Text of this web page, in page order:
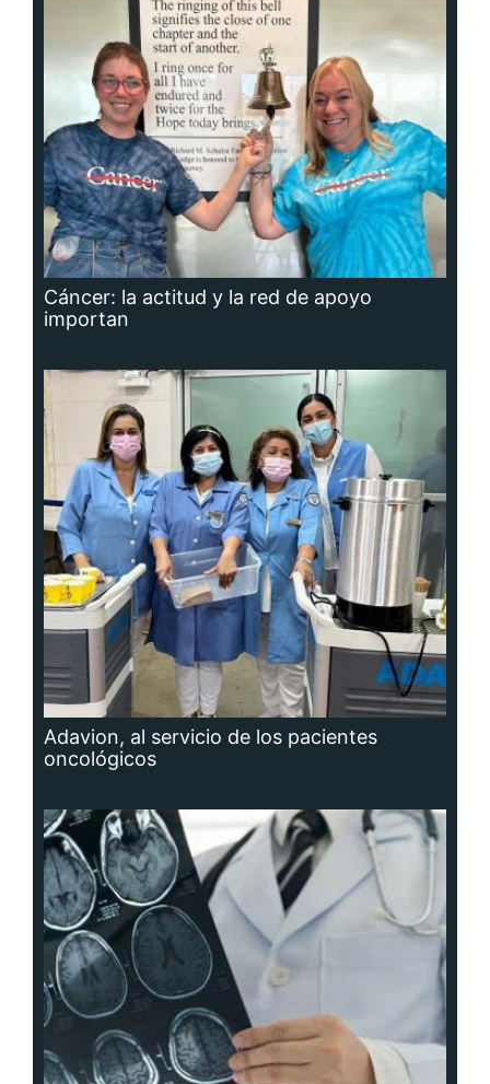
Cáncer: la actitud y la red de apoyo
importan
Adavion, al servicio de los pacientes
oncológicos